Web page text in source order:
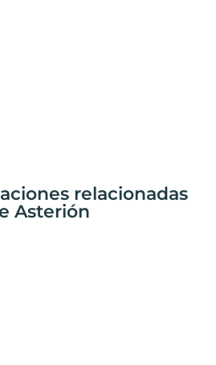
relacionadas
Asterión